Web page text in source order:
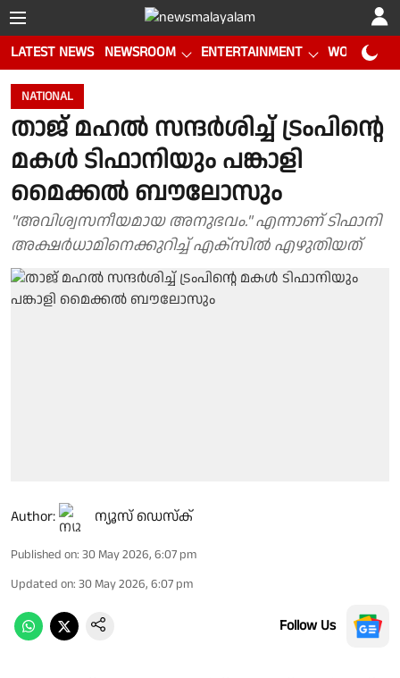
LATEST NEWS NEWSROOM ENTERTAINMENT WORLD CUP
NATIONAL
താജ് മഹല്‍ സന്ദർശിച്ച് ട്രംപിന്റെ
മകൾ ടിഫാനിയും പങ്കാളി
മൈക്കൽ ബൗലോസും
"അവിശ്വസനീയമായ അനുഭവം." എന്നാണ് ടിഫാനി
അക്ഷർധാമിനെക്കുറിച്ച് എക്സിൽ എഴുതിയത്
Author: ന്യൂസ് ഡെസ്ക്
Published on: 30 May 2026, 6:07 pm
Updated on: 30 May 2026, 6:07 pm
Follow Us